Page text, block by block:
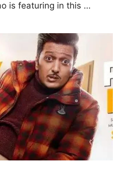
is featuring in this …